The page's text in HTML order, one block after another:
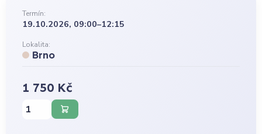
Termín:
19.10.2026, 09:00–12:15
Lokalita:
Brno
1 750 Kč